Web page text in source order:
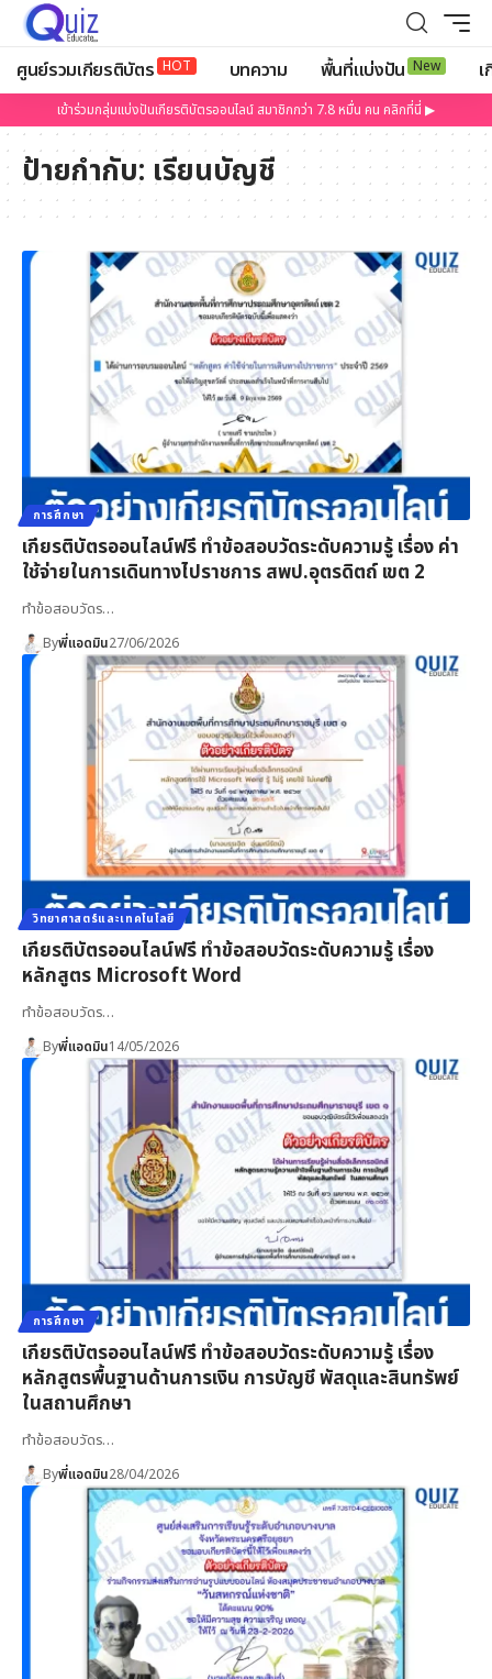
ศูนย์รวมเกียรติบัตร HOT บทความ พื้นที่แบ่งปัน New
เข้าร่วมกลุ่มแบ่งปันเกียรติบัตรออนไลน์ สมาชิกกว่า 7.8 หมื่น คน คลิกที่นี่ ▶
ป้ายกำกับ: เรียนบัญชี
การศึกษา
เกียรติบัตรออนไลน์ฟรี ทำข้อสอบวัดระดับความรู้ เรื่อง ค่า
ใช้จ่ายในการเดินทางไปราชการ สพป.อุตรดิตถ์ เขต 2
ทำข้อสอบวัดร…
Byพี่แอดมิน27/06/2026
วิทยาศาสตร์และเทคโนโลยี
เกียรติบัตรออนไลน์ฟรี ทำข้อสอบวัดระดับความรู้ เรื่อง
หลักสูตร Microsoft Word
ทำข้อสอบวัดร…
Byพี่แอดมิน14/05/2026
การศึกษา
เกียรติบัตรออนไลน์ฟรี ทำข้อสอบวัดระดับความรู้ เรื่อง
หลักสูตรพื้นฐานด้านการเงิน การบัญชี พัสดุและสินทรัพย์
ในสถานศึกษา
ทำข้อสอบวัดร…
Byพี่แอดมิน28/04/2026